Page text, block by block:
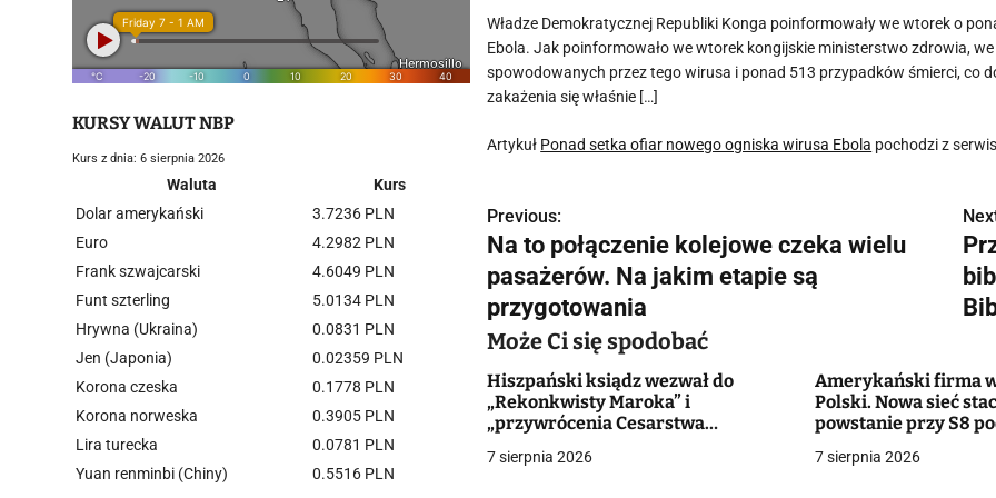
Władze Demokratycznej Republiki Konga poinformowały we wtorek o
Ebola. Jak poinformowało we wtorek kongijskie ministerstwo zdrowia,
spowodowanych przez tego wirusa i ponad 513 przypadków śmierci, co
zakażenia się właśnie […]
Artykuł Ponad setka ofiar nowego ogniska wirusa Ebola pochodzi z
N
a
w
i
g
a
Previous:
Na to połączenie kolejowe czeka wielu
pasażerów. Na jakim etapie są
przygotowania
Może Ci się spodobać
Hiszpański ksiądz wezwał do
„Rekonkwisty Maroka” i
„przywrócenia Cesarstwa
7 sierpnia 2026
Amerykański firma
Polski. Nowa sieć
powstanie przy S8
7 sierpnia 2026
KURSY WALUT NBP
Kurs z dnia: 6 sierpnia 2026
Waluta
Kurs
Dolar amerykański
3.7236 PLN
Euro
4.2982 PLN
Frank szwajcarski
4.6049 PLN
Funt szterling
5.0134 PLN
Hrywna (Ukraina)
0.0831 PLN
Jen (Japonia)
0.02359 PLN
Korona czeska
0.1778 PLN
Korona norweska
0.3905 PLN
Lira turecka
0.0781 PLN
Yuan renminbi (Chiny)
0.5516 PLN